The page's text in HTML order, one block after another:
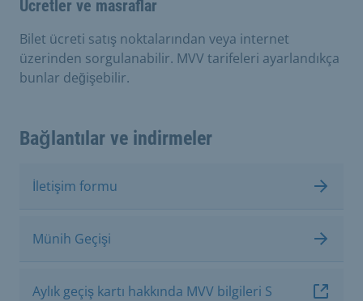
Ücretler ve masraflar
Bilet ücreti satış noktalarından veya internet
üzerinden sorgulanabilir. MVV tarifeleri ayarlandıkça
bunlar değişebilir.
Bağlantılar ve indirmeler
İletişim formu
Münih Geçişi
Aylık geçiş kartı hakkında MVV bilgileri S